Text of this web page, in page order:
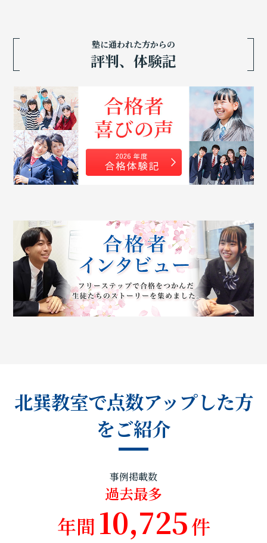
塾に通われた方からの
評判、体験記
北巽教室で点数アップした方
をご紹介
事例掲載数
過去最多
年間 10,725件